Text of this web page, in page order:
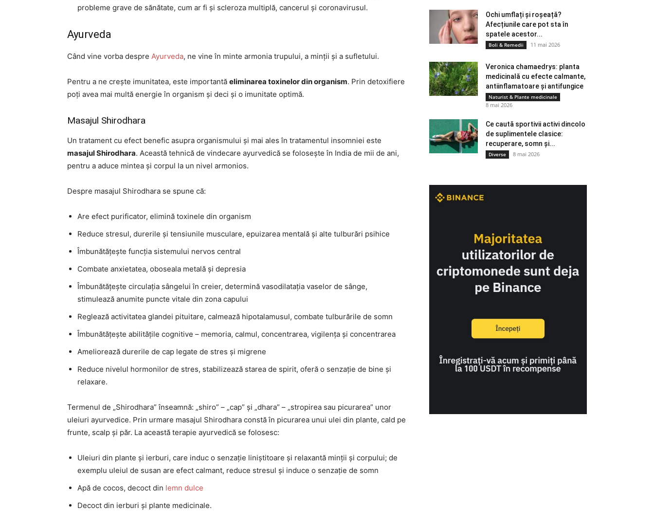
probleme grave de sănătate, cum ar fi și scleroza multiplă, cancerul și coronavirusul.
Ayurveda
Când vine vorba despre Ayurveda, ne vine în minte armonia trupului, a minții și a sufletului.
Pentru a ne crește imunitatea, este importantă eliminarea toxinelor din organism. Prin detoxifiere
poți avea mai multă energie în organism și deci și o imunitate optimă.
Masajul Shirodhara
Un tratament cu efect benefic asupra organismului și mai ales în tratamentul insomniei este
masajul Shirodhara. Această tehnică de vindecare ayurvedică se folosește în India de mii de ani,
pentru a aduce mintea și corpul la un nivel armonios.
Despre masajul Shirodhara se spune că:
Are efect purificator, elimină toxinele din organism
Reduce stresul, durerile și tensiunile musculare, epuizarea mentală și alte tulburări psihice
Îmbunătățește funcția sistemului nervos central
Combate anxietatea, oboseala metală și depresia
Îmbunătățește circulația sângelui în creier, determină vasodilatația vaselor de sânge,
stimulează anumite puncte vitale din zona capului
Reglează activitatea glandei pituitare, calmează hipotalamusul, combate tulburările de somn
Îmbunătățește abilitățile cognitive – memoria, calmul, concentrarea, vigilența și concentrarea
Ameliorează durerile de cap legate de stres și migrene
Reduce nivelul hormonilor de stres, stabilizează starea de spirit, oferă o senzație de bine și
relaxare.
Termenul de „Shirodhara” înseamnă: „shiro” – „cap” și „dhara” – „stropirea sau picurarea” unor
uleiuri ayurvedice. Prin urmare masajul Shirodhara constă în picurarea unui ulei din plante, cald pe
frunte, scalp și păr. La această terapie ayurvedică se folosesc:
Uleiuri din plante și ierburi, care induc o senzație liniștitoare și relaxantă minții și corpului; de
exemplu uleiul de susan are efect calmant, reduce stresul și induce o senzație de somn
Apă de cocos, decoct din lemn dulce
Decoct din ierburi și plante medicinale.
Ochi umflați și roșeață?
Afecțiunile care pot sta în
spatele acestor...
Boli & Remedii 11 mai 2026
Veronica chamaedrys: planta
medicinală cu efecte calmante,
antiinflamatoare și antifungice
Naturist & Plante medicinale
8 mai 2026
Ce caută sportivii activi dincolo
de suplimentele clasice:
recuperare, somn și...
Diverse 8 mai 2026